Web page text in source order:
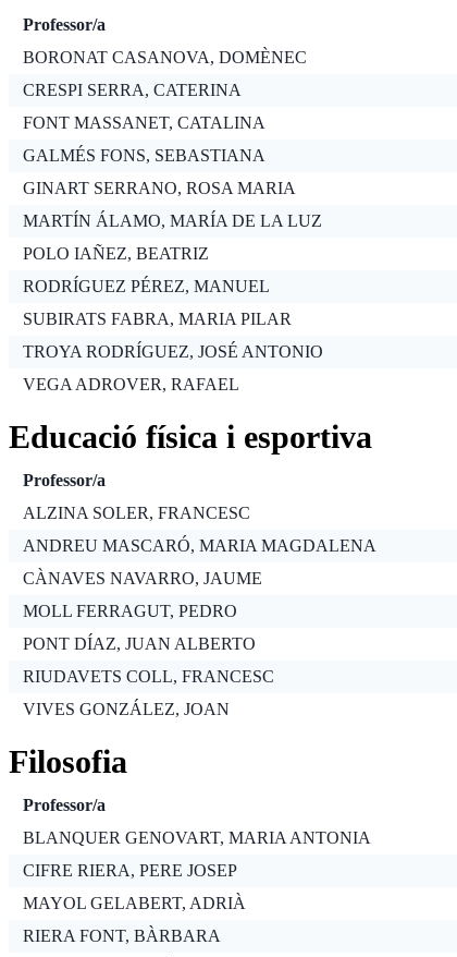
Professor/a
BORONAT CASANOVA, DOMÈNEC
CRESPI SERRA, CATERINA
FONT MASSANET, CATALINA
GALMÉS FONS, SEBASTIANA
GINART SERRANO, ROSA MARIA
MARTÍN ÁLAMO, MARÍA DE LA LUZ
POLO IAÑEZ, BEATRIZ
RODRÍGUEZ PÉREZ, MANUEL
SUBIRATS FABRA, MARIA PILAR
TROYA RODRÍGUEZ, JOSÉ ANTONIO
VEGA ADROVER, RAFAEL
Educació física i esportiva
Professor/a
ALZINA SOLER, FRANCESC
ANDREU MASCARÓ, MARIA MAGDALENA
CÀNAVES NAVARRO, JAUME
MOLL FERRAGUT, PEDRO
PONT DÍAZ, JUAN ALBERTO
RIUDAVETS COLL, FRANCESC
VIVES GONZÁLEZ, JOAN
Filosofia
Professor/a
BLANQUER GENOVART, MARIA ANTONIA
CIFRE RIERA, PERE JOSEP
MAYOL GELABERT, ADRIÀ
RIERA FONT, BÀRBARA